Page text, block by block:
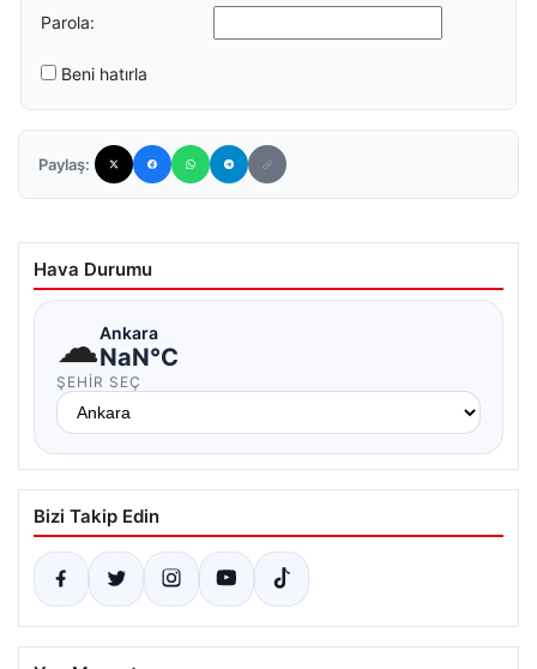
Parola:
Beni hatırla
Paylaş:
Hava Durumu
☁Ankara
NaN°C
ŞEHIR SEÇ
Bizi Takip Edin